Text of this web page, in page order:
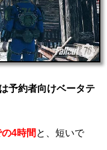
予約者向けベータテ
4時間 と、短いで